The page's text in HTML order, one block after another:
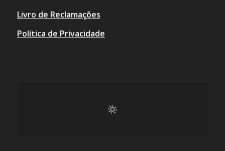
Livro de Reclamações
Política de Privacidade